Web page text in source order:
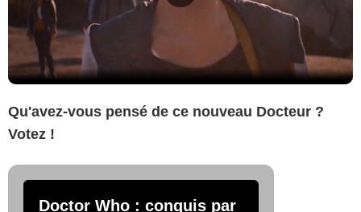
Qu'avez-vous pensé de ce nouveau Docteur ?
Votez !
Doctor Who : conquis par